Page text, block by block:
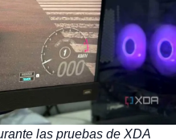
las pruebas de XDA